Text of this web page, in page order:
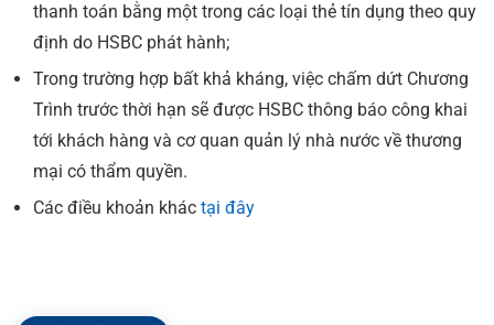
thanh toán bằng một trong các loại thẻ tín dụng theo quy
định do HSBC phát hành;
Trong trường hợp bất khả kháng, việc chấm dứt Chương
Trình trước thời hạn sẽ được HSBC thông báo công khai
tới khách hàng và cơ quan quản lý nhà nước về thương
mại có thẩm quyền.
Các điều khoản khác tại đây